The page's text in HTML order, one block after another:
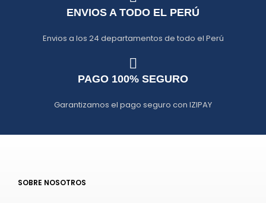
ENVIOS A TODO EL PERÚ
Envios a los 24 departamentos de todo el Perú
PAGO 100% SEGURO
Garantizamos el pago seguro con IZIPAY
SOBRE NOSOTROS